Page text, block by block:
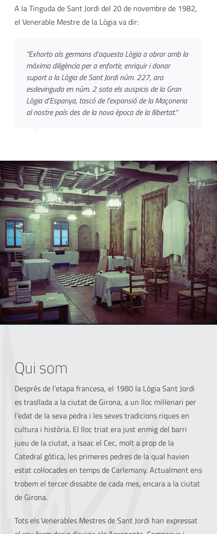
A la Tinguda de Sant Jordi del 20 de novembre de 1982,
el Venerable Mestre de la Lògia va dir:
“Exhorto als germans d’aquesta Lògia a obrar amb la
màxima diligència per a enfortir, enriquir i donar
suport a la Lògia de Sant Jordi núm. 227, ara
esdevinguda en núm. 2 sota els auspicis de la Gran
Lògia d’Espanya, tascó de l’expansió de la Maçoneria
al nostre país des de la nova època de la llibertat.”
Qui som
Després de l’etapa francesa, el 1980 la Lògia Sant Jordi
es trasllada a la ciutat de Girona, a un lloc mil·lenari per
l’edat de la seva pedra i les seves tradicions riques en
cultura i història. El lloc triat era just enmig del barri
jueu de la ciutat, a Isaac el Cec, molt a prop de la
Catedral gòtica, les primeres pedres de la qual havien
estat col·locades en temps de Carlemany. Actualment ens
trobem el tercer dissabte de cada mes, encara a la ciutat
de Girona.
Tots els Venerables Mestres de Sant Jordi han expressat